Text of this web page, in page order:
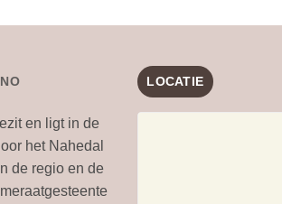
en ligt in de
het Nahedal
de regio en de
LOCATIE